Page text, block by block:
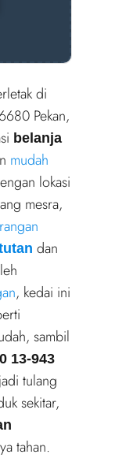
di
Pekan,
belanja
mudah
lokasi
mesra,
dan
, kedai ini
sambil
13-943
tulang
sekitar,
tahan.